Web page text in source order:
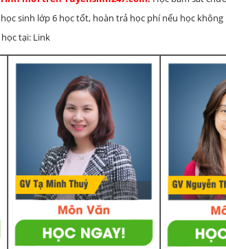
sinh lớp 6 học tốt, hoàn trả học phí nếu học
tại: Link